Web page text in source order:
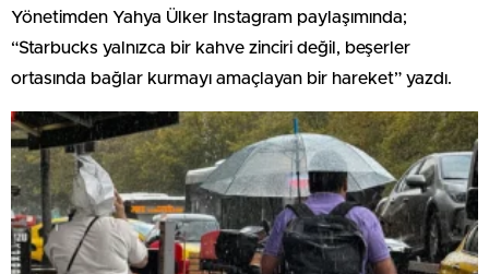
Yönetimden Yahya Ülker Instagram paylaşımında;
“Starbucks yalnızca bir kahve zinciri değil, beşerler
ortasında bağlar kurmayı amaçlayan bir hareket” yazdı.